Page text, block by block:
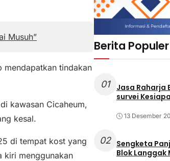
Musuh”
mendapatkan tindakan
kawasan Cicaheum,
kesal.
di tempat kost yang
kiri menggunakan
Berita Populer
01
Jasa Raharja
survei
13 Desember
02
Sengketa
Blok Langgak